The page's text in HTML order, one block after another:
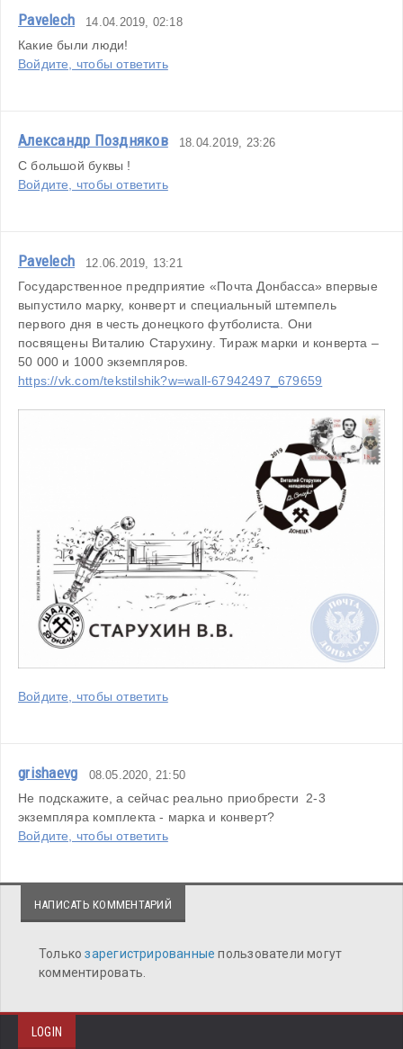
Pavelech 14.04.2019, 02:18
Какие были люди!
Войдите, чтобы ответить
Александр Поздняков 18.04.2019, 23:26
С большой буквы !
Войдите, чтобы ответить
Pavelech 12.06.2019, 13:21
Государственное предприятие «Почта Донбасса» впервые
выпустило марку, конверт и специальный штемпель
первого дня в честь донецкого футболиста. Они
посвящены Виталию Старухину. Тираж марки и конверта –
https://vk.com/tekstilshik?w=wall-67942497_679659
Войдите, чтобы ответить
grishaevg 08.05.2020, 21:50
Не подскажите, а сейчас реально приобрести  2-3
экземпляра комплекта - марка и конверт?
Войдите, чтобы ответить
НАПИСАТЬ КОММЕНТАРИЙ
Толькозарегистрированныепользователи могут
комментировать.
LOGIN